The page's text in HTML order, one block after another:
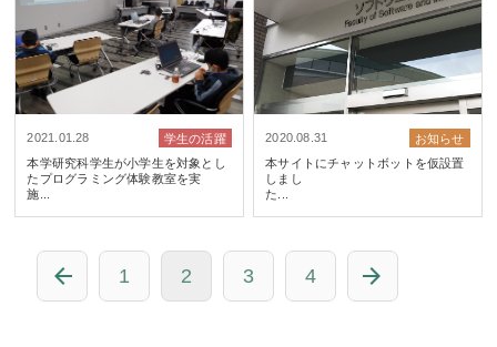
2021.01.28
学生の活躍
本学研究科学生が小学生を対象とし
たプログラミング体験教室を実
施...
2020.08.31
お知らせ
本サイトにチャットボットを仮設置
しまし
1 2 3 4